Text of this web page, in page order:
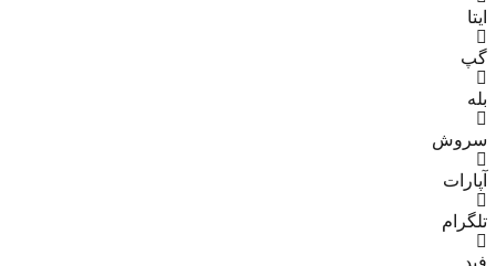
ایتا
گپ
بله
سروش
آپارات
تلگرام